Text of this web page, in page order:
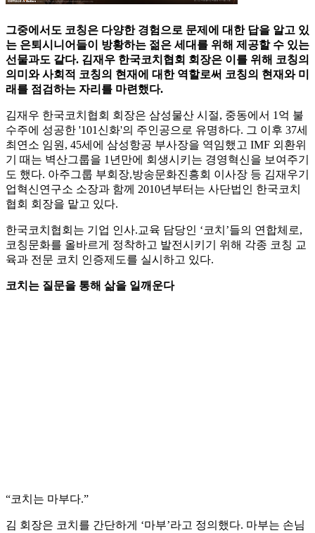
그중에서도 코칭은 다양한 경험으로 문제에 대한 답을 알고 있
는 은퇴시니어들이 방황하는 젊은 세대를 위해 제공할 수 있는
선물과도 같다. 김재우 한국코치협회 회장은 이를 위해 코칭의
의미와 사회적 코칭의 현재에 대한 역할로써 코칭의 현재와 미
래를 점검하는 자리를 마련했다.
김재우 한국코치협회 회장은 삼성물산 시절, 중동에서 1억 불
수주에 성공한 '101신화'의 주인공으로 유명하다. 그 이후 37세
최연소 임원, 45세에 삼성항공 부사장을 역임했고 IMF 외환위
기 때는 벽산그룹을 1년만에 회생시키는 경영혁신을 보여주기
도 했다. 아주그룹 부회장,방송문화진흥회 이사장 등 김재우기
업혁신연구소 소장과 함께 2010년부터는 사단법인 한국코치
협회 회장을 맡고 있다.
한국코치협회는 기업 인사.교육 담당인 ‘코치’들의 연합체로,
코칭문화를 올바르게 정착하고 발전시키기 위해 각종 코칭 교
육과 전문 코치 인증제도를 실시하고 있다.
코치는 질문을 통해 삶을 일깨운다
“코치는 마부다.”
김 회장은 코치를 간단하게 ‘마부’라고 정의했다. 마부는 손님